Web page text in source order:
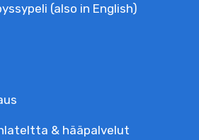
(also in English)
& hääpalvelut